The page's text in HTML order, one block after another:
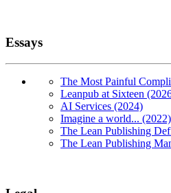
Essays
The Most Painful
Leanpub at Sixteen
AI Services (2024)
Imagine a world... (2022)
The Lean Publishing
The Lean Publishing